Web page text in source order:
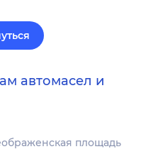
автомасел и
площадь